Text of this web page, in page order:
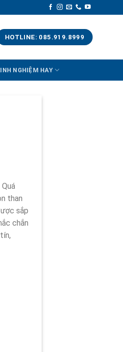
HOTLINE: 085.919.8999
NGHIỆM HAY
than
sắp
chắn